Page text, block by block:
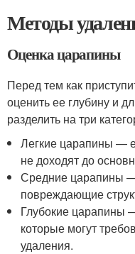
Методы
Оценка царапины
Перед тем как
оценить ее глубину и
разделить на три
Легкие царапины —
не доходят до
Средние царапины
повреждающие
Глубокие царапины
которые могут
удаления.